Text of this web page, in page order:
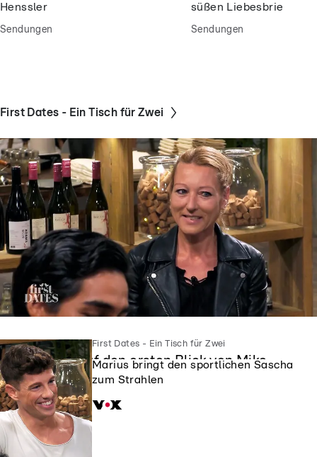
Henssler
Sendungen
süßen Liebesbrief
Sendungen
First Dates - Ein Tisch für Zwei
First Dates - Ein Tisch für Zwei
Siggi ist auf den ersten Blick von Mike
geflasht
First Dates - Ein Tisch für Zwei
Marius bringt den sportlichen Sascha
zum Strahlen